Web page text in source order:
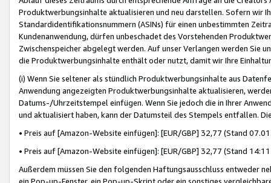
Produktwerbungsinhalte aktualisieren und neu darstellen. Sofern wir
Standardidentifikationsnummern (ASINs) für einen unbestimmten
Kundenanwendung, dürfen unbeschadet des Vorstehenden
Zwischenspeicher abgelegt werden. Auf unser Verlangen werden Sie
die Produktwerbungsinhalte enthält oder nutzt, damit wir Ihre
(i) Wenn Sie seltener als stündlich Produktwerbungsinhalte aus
Anwendung angezeigten Produktwerbungsinhalte aktualisieren,
Datums-/Uhrzeitstempel einfügen. Wenn Sie jedoch die in Ihrer
und aktualisiert haben, kann der Datumsteil des Stempels entfallen.
• Preis auf [Amazon-Website einfügen]: [EUR/GBP] 32,77 (Stand
• Preis auf [Amazon-Website einfügen]: [EUR/GBP] 32,77 (Stand
Außerdem müssen Sie den folgenden Haftungsausschluss entweder
ein Pop-up-Fenster, ein Pop-up-Skript oder ein sonstiges